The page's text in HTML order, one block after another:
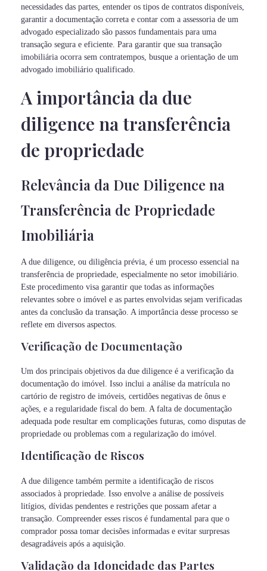
necessidades das partes, entender os tipos de contratos disponíveis,
garantir a documentação correta e contar com a assessoria de um
advogado especializado são passos fundamentais para uma
transação segura e eficiente. Para garantir que sua transação
imobiliária ocorra sem contratempos, busque a orientação de um
advogado imobiliário qualificado.
A importância da due
diligence na transferência
de propriedade
Relevância da Due Diligence na
Transferência de Propriedade
Imobiliária
A due diligence, ou diligência prévia, é um processo essencial na
transferência de propriedade, especialmente no setor imobiliário.
Este procedimento visa garantir que todas as informações
relevantes sobre o imóvel e as partes envolvidas sejam verificadas
antes da conclusão da transação. A importância desse processo se
reflete em diversos aspectos.
Verificação de Documentação
Um dos principais objetivos da due diligence é a verificação da
documentação do imóvel. Isso inclui a análise da matrícula no
cartório de registro de imóveis, certidões negativas de ônus e
ações, e a regularidade fiscal do bem. A falta de documentação
adequada pode resultar em complicações futuras, como disputas de
propriedade ou problemas com a regularização do imóvel.
Identificação de Riscos
A due diligence também permite a identificação de riscos
associados à propriedade. Isso envolve a análise de possíveis
litígios, dívidas pendentes e restrições que possam afetar a
transação. Compreender esses riscos é fundamental para que o
comprador possa tomar decisões informadas e evitar surpresas
desagradáveis após a aquisição.
Validação da Idoneidade das Partes